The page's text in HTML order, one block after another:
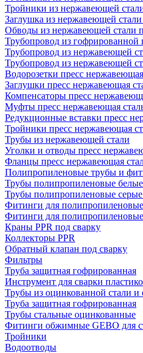
Тройники из нержавеющей
Заглушка из нержавеющей стали
Обводы из нержавеющей стали
Трубопровод из
Трубопровод из нержавеющей
Трубопровод из нержавеющей
Водорозетки пресс
Заглушки пресс нержавеющая
Компенсаторы пресс
Муфты пресс нержавеющая
Редукционные вставки пресс
Тройники пресс нержавеющая
Трубы из нержавеющей стали
Уголки и отводы пресс
Фланцы пресс нержавеющая
Полипропиленовые трубы и
Трубы полипропиленовые белые
Трубы полипропиленовые
Фитинги для
Фитинги для
Краны PPR под сварку
Коллекторы PPR
Обратный клапан под сварку
Фильтры
Труба защитная гофрированная
Инструмент для сварки
Трубы из оцинкованной стали
Труба защитная гофрированная
Трубы стальные оцинкованные
Фитинги обжимные GEBO для
Тройники
Водоотводы